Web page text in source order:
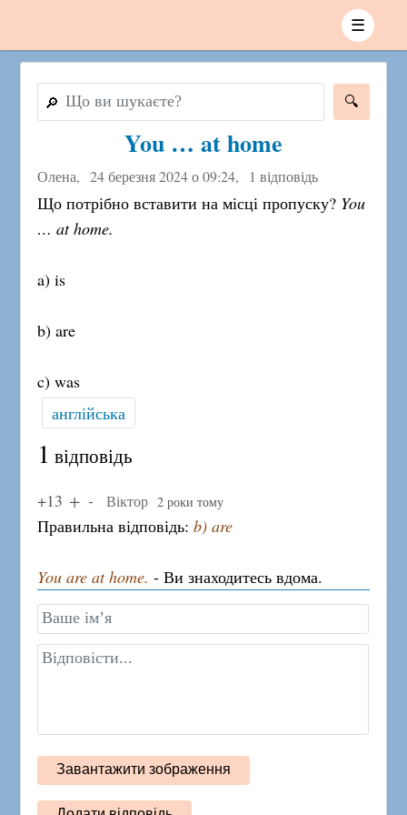
☰
🔎
You … at home
Олена, 24 березня 2024 о 09:24, 1 відповідь
Що потрібно вставити на місці пропуску? You
… at home.
a) is
b) are
c) was
англійська
1 відповідь
+13 Віктор 2 роки тому
Правильна відповідь:b) are
You are at home. - Ви знаходитесь вдома.